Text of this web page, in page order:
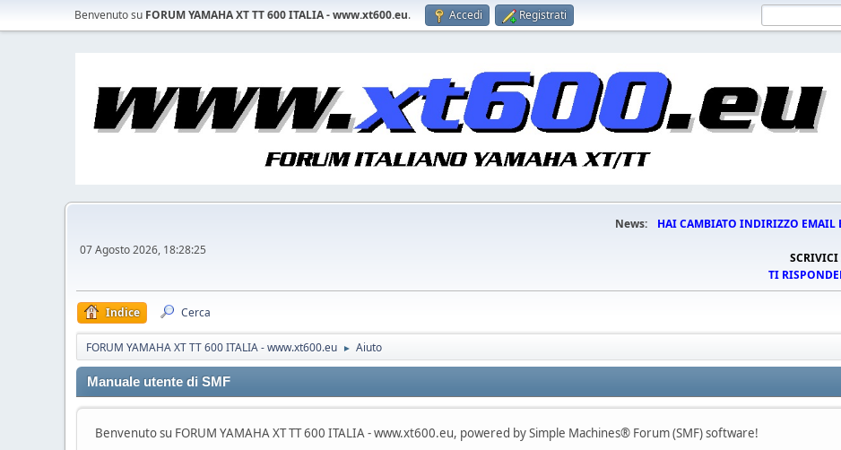
Benvenuto su FORUM YAMAHA XT TT 600 ITALIA - www.xt600.eu. Accedi Registrati
07 Agosto 2026, 18:28:25
News:
HAI CAMBIATO INDIRIZZO EMAIL
SCRIVICI
TI
Indice Cerca
FORUM YAMAHA XT TT 600 ITALIA - www.xt600.eu ► Aiuto
Manuale utente di SMF
Benvenuto su FORUM YAMAHA XT TT 600 ITALIA - www.xt600.eu, powered by Simple Machines® Forum (SMF) software!